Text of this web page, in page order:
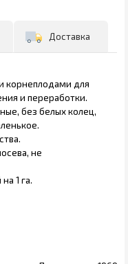
Доставка
корнеплодами для
и переработки.
без белых колец,
не
1 га.